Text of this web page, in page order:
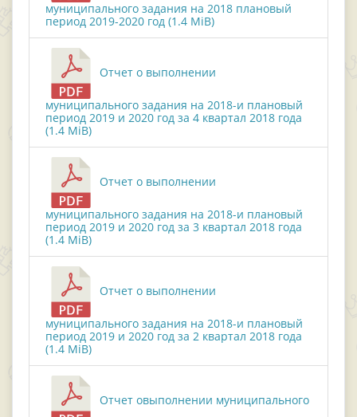
муниципального задания на 2018 плановый
период 2019-2020 год (1.4 MiB)
Отчет о выполнении
муниципального задания на 2018-и плановый
период 2019 и 2020 год за 4 квартал 2018 года
(1.4 MiB)
Отчет о выполнении
муниципального задания на 2018-и плановый
период 2019 и 2020 год за 3 квартал 2018 года
(1.4 MiB)
Отчет о выполнении
муниципального задания на 2018-и плановый
период 2019 и 2020 год за 2 квартал 2018 года
(1.4 MiB)
Отчет овыполнении муниципального